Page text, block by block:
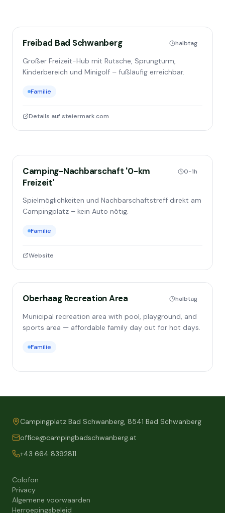
Freibad Bad Schwanberg halbtag
Großer Freizeit-Hub mit Rutsche, Sprungturm,
Kinderbereich und Minigolf – fußläufig erreichbar.
Familie
Details auf steiermark.com
Camping-Nachbarschaft '0-km
Freizeit'
0-1h
Spielmöglichkeiten und Nachbarschaftstreff direkt am
Campingplatz – kein Auto nötig.
Familie
Website
Oberhaag Recreation Area halbtag
Municipal recreation area with pool, playground, and
sports area — affordable family day out for hot days.
Familie
Campingplatz Bad Schwanberg, 8541 Bad Schwanberg
office@campingbadschwanberg.at
+43 664 8392811
Colofon
Privacy
Algemene voorwaarden
Herroepingsbeleid